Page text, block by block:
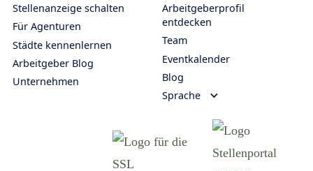
Stellenanzeige schalten
Für Agenturen
Städte kennenlernen
Arbeitgeber Blog
Unternehmen
Arbeitgeberprofil
entdecken
Team
Eventkalender
Blog
Sprache